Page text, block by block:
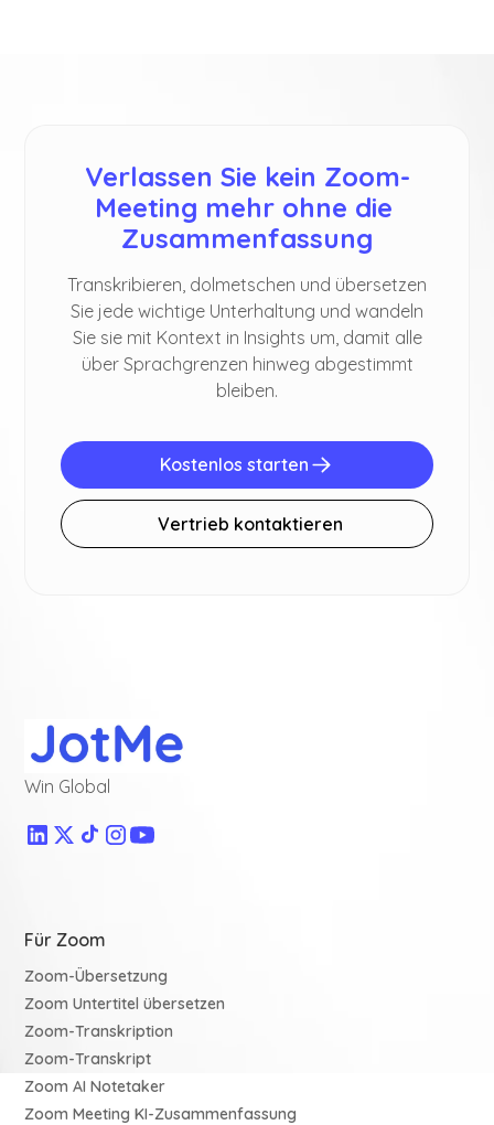
Verlassen Sie kein Zoom-
Meeting mehr ohne die
Zusammenfassung
Transkribieren, dolmetschen und übersetzen
Sie jede wichtige Unterhaltung und wandeln
Sie sie mit Kontext in Insights um, damit alle
über Sprachgrenzen hinweg abgestimmt
bleiben.
Kostenlos starten
Vertrieb kontaktieren
Win Global
Für Zoom
Zoom-Übersetzung
Zoom Untertitel übersetzen
Zoom-Transkription
Zoom-Transkript
Zoom AI Notetaker
Zoom Meeting KI-Zusammenfassung